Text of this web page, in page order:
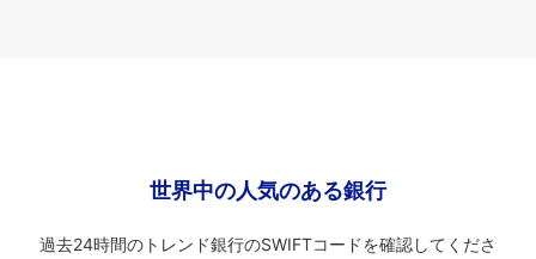
世界中の人気のある銀行
過去24時間のトレンド銀行のSWIFTコードを確認してくださ